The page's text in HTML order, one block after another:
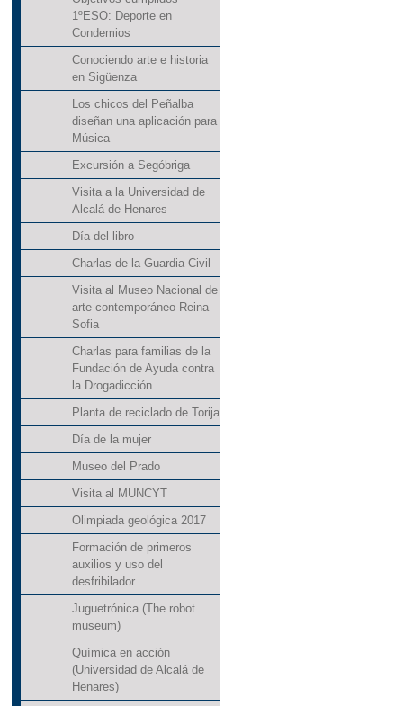
1ºESO: Deporte en
Condemios
Conociendo arte e historia
en Sigüenza
Los chicos del Peñalba
diseñan una aplicación para
Música
Excursión a Segóbriga
Visita a la Universidad de
Alcalá de Henares
Día del libro
Charlas de la Guardia Civil
Visita al Museo Nacional de
arte contemporáneo Reina
Sofia
Charlas para familias de la
Fundación de Ayuda contra
la Drogadicción
Planta de reciclado de Torija
Día de la mujer
Museo del Prado
Visita al MUNCYT
Olimpiada geológica 2017
Formación de primeros
auxilios y uso del
desfribilador
Juguetrónica (The robot
museum)
Química en acción
(Universidad de Alcalá de
Henares)